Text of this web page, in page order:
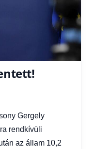
,
,
,
Gergely
rendkívüli
az állam 10,2